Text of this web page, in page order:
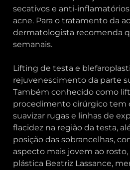
secativos e anti-
acne. Para o tratamento da
dermatologista recomenda
semanais.
Lifting de testa e
rejuvenescimento da parte
Também conhecido como
procedimento cirúrgico tem
suavizar rugas e linhas de
flacidez na região da testa,
posição das sobrancelhas,
aspecto mais jovem ao
plástica Beatriz Lassance,